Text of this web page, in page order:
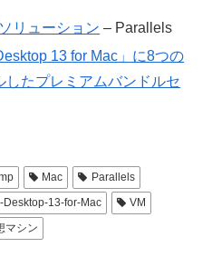
リューション – Parallels
13 for Mac」に8つの
したプレミアムバンドルセ
Mac
Parallels
Desktop-13-for-Mac
VM
マシン